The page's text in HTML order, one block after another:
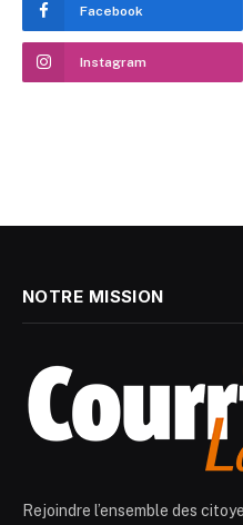
Facebook
Instagram
NOTRE MISSION
Rejoindre l’ensemble des